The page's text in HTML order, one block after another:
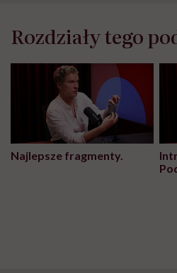
Rozdziały tego
Najlepsze fragmenty.